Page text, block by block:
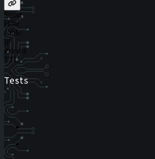
Statut
Hôte
Cible
IP
Priorité
TTL
Tests